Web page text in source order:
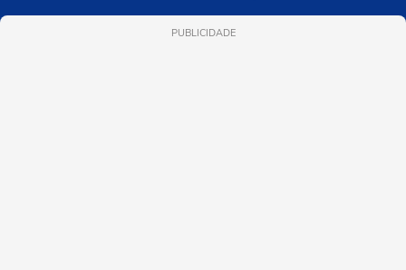
PUBLICIDADE